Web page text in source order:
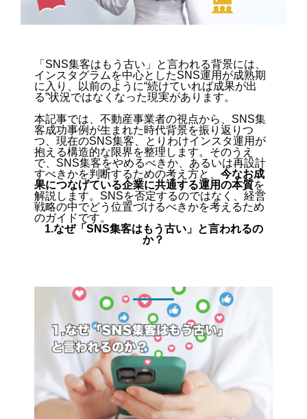
「SNS集客はもう古い」と言われる背景には、
インスタグラムを中心としたSNS運用が成熟期
に入り、以前のように“続けていれば成果が出
る”状況ではなくなった現実があります。
本記事では、不動産事業者の視点から、SNS集
客成功事例が生まれた時代背景を振り返りつ
つ、現在のSNS集客、とりわけインスタ運用が
抱える構造的な限界を整理します。そのうえ
で、SNS集客をやめるべきか、あるいは再設計
すべきかを判断するための考え方と、 今なお成
果につなげている企業に共通する運用の本質を
解説します。SNSを否定するのではなく、経営
戦略の中でどう位置づけるべきかを考えるため
のガイドです。
1.なぜ「SNS集客はもう古い」と言われるの
か？